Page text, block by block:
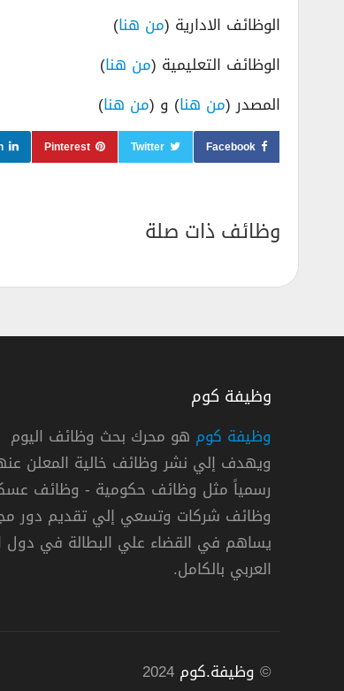
الوظائف الادارية (من هنا)
الوظائف التعليمية (من هنا)
المصدر (من هنا) و (من هنا)
Facebook
Twitter
Pinterest
وظائف ذات صلة
الملك خالد التخصصي للعيون وظائف
مستشفى الملك خالد التخصصي للعيون
« السعودية »,الرياض
وظيفة كوم
وظيفة كوم هو محرك بحث وظائف اليوم
ويهدف إلي نشر وظائف خالية المعلن
رسمياً مثل وظائف حكومية - وظائف
وظائف شركات وتسعي إلي تقديم دور
يساهم في القضاء علي البطالة في دول
العربي بالكامل.
© وظيفة.كوم